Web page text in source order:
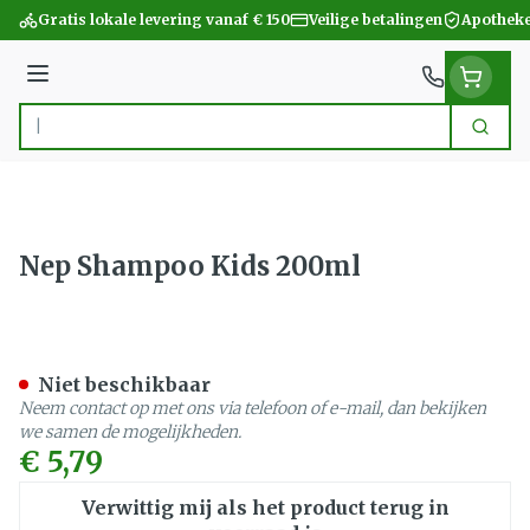
Ga naar de inhoud
Gratis lokale levering vanaf € 150 Veilige betalingen
Menu
Product, merk, categorie... Zoek
Nep Shampoo Kids 200ml
€ 5,79
Verwittig mij als het product terug in
Niet beschikbaar
Neem contact op met ons via telefoon of e-mail, dan bekijken
we samen de mogelijkheden.